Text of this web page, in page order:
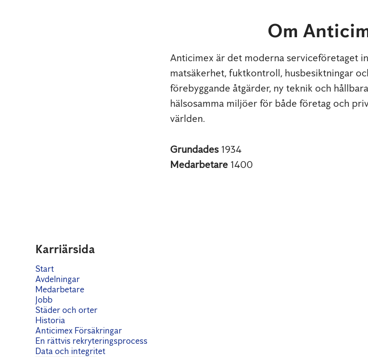
Om
Anticimex är det moderna serviceföretaget
matsäkerhet, fuktkontroll, husbesiktningar
förebyggande åtgärder, ny teknik och
hälsosamma miljöer för både företag och
världen.
Grundades 1934
Medarbetare 1400
Karriärsida
Start
Avdelningar
Medarbetare
Jobb
Städer och orter
Historia
Anticimex Försäkringar
En rättvis rekryteringsprocess
Data och integritet